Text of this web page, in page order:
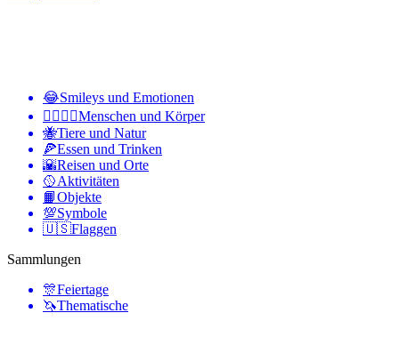
😂Smileys und Emotionen
👩‍❤️‍💋‍👨Menschen und Körper
🐝Tiere und Natur
🍕Essen und Trinken
🌇Reisen und Orte
🥎Aktivitäten
📙Objekte
💯Symbole
🇺🇸Flaggen
Sammlungen
🎊Feiertage
🦄Thematische